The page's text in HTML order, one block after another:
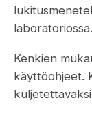
laboratoriossa.
Kenkien
käyttöohjeet.